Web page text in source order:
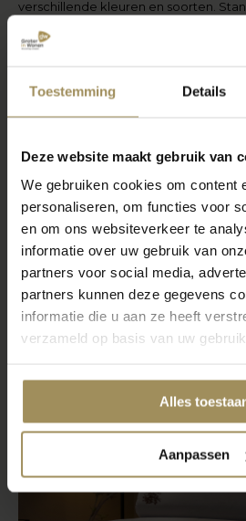
Toestemming Details
Deze website maakt gebruik van
We gebruiken cookies om content
personaliseren, om functies voor
en om ons websiteverkeer te
informatie over uw gebruik van
partners voor social media,
partners kunnen deze gegevens
informatie die u aan ze heeft
verzameld op basis van uw
Alles
Aanpassen
verschillende kleuren en soorten.
voorzien van supreme foam, maar
optie. Hierbij kan worden gekozen uit
"Wij helpen je graag bij het
jouw ideale bank"